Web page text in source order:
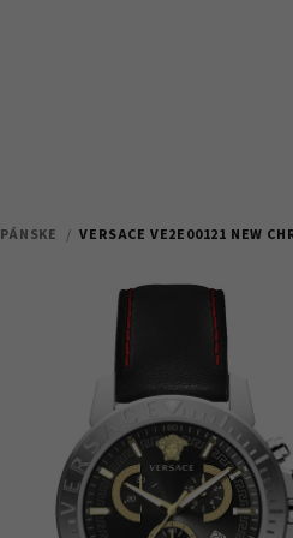
PÁNSKE / VERSACE VE2E00121 NEW